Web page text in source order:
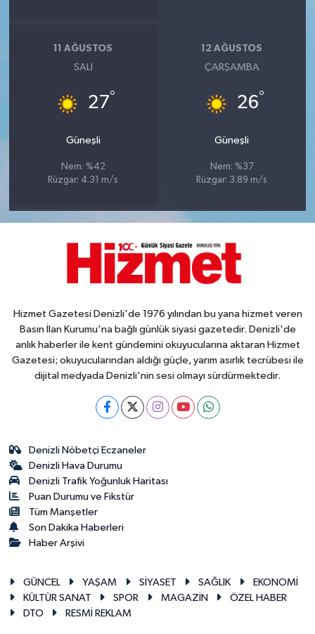
11 AĞUSTOS
SALI
27°
Güneşli
Nem: %42
Rüzgar: 4.31 m/s
12 AĞUSTOS
ÇARŞAMBA
26°
Güneşli
Nem: %37
Rüzgar: 3.89 m/s
Hizmet Gazetesi Denizli'de 1976 yılından bu yana hizmet veren
Basın İlan Kurumu'na bağlı günlük siyasi gazetedir. Denizli'de
anlık haberler ile kent gündemini okuyucularına aktaran Hizmet
Gazetesi; okuyucularından aldığı güçle, yarım asırlık tecrübesi ile
dijital medyada Denizli'nin sesi olmayı sürdürmektedir.
Denizli Nöbetçi Eczaneler
Denizli Hava Durumu
Denizli Trafik Yoğunluk Haritası
Puan Durumu ve Fikstür
Tüm Manşetler
Son Dakika Haberleri
Haber Arşivi
GÜNCEL YAŞAM SİYASET SAĞLIK
EKONOMİ
KÜLTÜR SANAT
SPOR MAGAZİN
ÖZEL HABER
DTO
RESMİ REKLAM